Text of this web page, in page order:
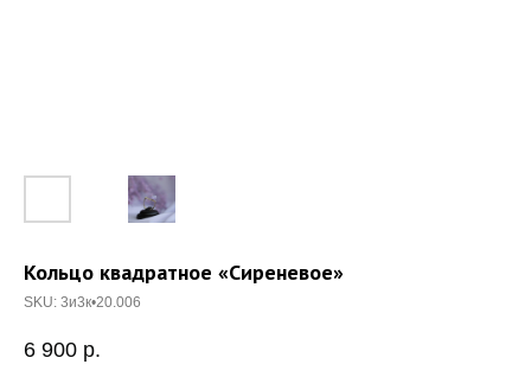
Кольцо квадратное «Сиреневое»
SKU: 3и3к•20.006
6 900 р.